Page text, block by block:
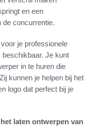
en een
de concurrentie.
je professionele
Je kunt
in te huren die
kunnen je helpen bij het
logo dat perfect bij je
laten ontwerpen van